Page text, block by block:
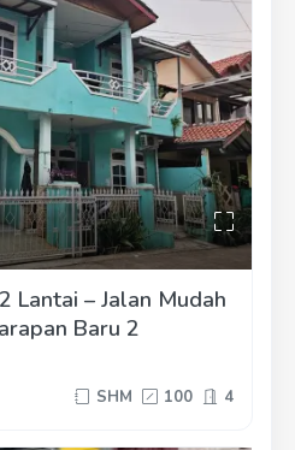
Lantai – Jalan Mudah
Baru 2
SHM 100 4